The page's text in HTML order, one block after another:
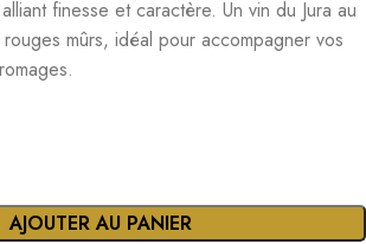
finesse et caractère. Un vin du Jura au
mûrs, idéal pour accompagner vos
AJOUTER AU PANIER